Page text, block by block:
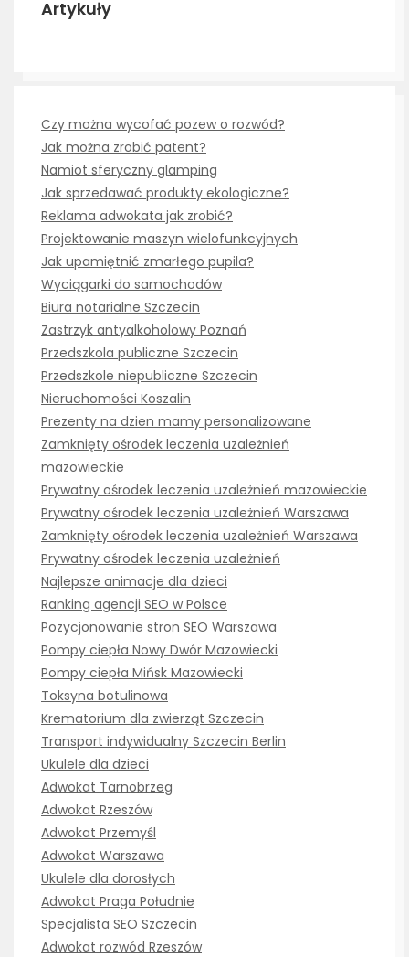
Artykuły
Czy można wycofać pozew o rozwód?
Jak można zrobić patent?
Namiot sferyczny glamping
Jak sprzedawać produkty ekologiczne?
Reklama adwokata jak zrobić?
Projektowanie maszyn wielofunkcyjnych
Jak upamiętnić zmarłego pupila?
Wyciągarki do samochodów
Biura notarialne Szczecin
Zastrzyk antyalkoholowy Poznań
Przedszkola publiczne Szczecin
Przedszkole niepubliczne Szczecin
Nieruchomości Koszalin
Prezenty na dzien mamy personalizowane
Zamknięty ośrodek leczenia uzależnień
mazowieckie
Prywatny ośrodek leczenia uzależnień mazowieckie
Prywatny ośrodek leczenia uzależnień Warszawa
Zamknięty ośrodek leczenia uzależnień Warszawa
Prywatny ośrodek leczenia uzależnień
Najlepsze animacje dla dzieci
Ranking agencji SEO w Polsce
Pozycjonowanie stron SEO Warszawa
Pompy ciepła Nowy Dwór Mazowiecki
Pompy ciepła Mińsk Mazowiecki
Toksyna botulinowa
Krematorium dla zwierząt Szczecin
Transport indywidualny Szczecin Berlin
Ukulele dla dzieci
Adwokat Tarnobrzeg
Adwokat Rzeszów
Adwokat Przemyśl
Adwokat Warszawa
Ukulele dla dorosłych
Adwokat Praga Południe
Specjalista SEO Szczecin
Adwokat rozwód Rzeszów